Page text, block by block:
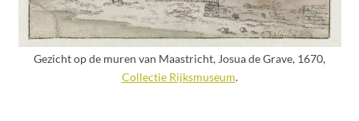
Gezicht op de muren van Maastricht, Josua de Grave, 1670,
Collectie Rijksmuseum.